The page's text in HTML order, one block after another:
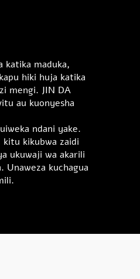
katika maduka,
hiki huja katika
mengi. JIN DA
au kuonyesha
ndani yake.
kitu kikubwa zaidi
ukuwaji wa akarili
Unaweza kuchagua